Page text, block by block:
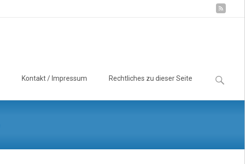
Kontakt / Impressum Rechtliches zu dieser Seite
Suchen
nach: